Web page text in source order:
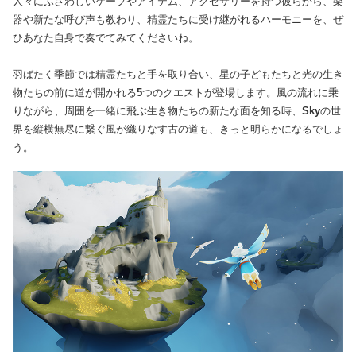
器や新たな呼び声も教わり、精霊たちに受け継がれるハーモニーを、ぜ
ひあなた自身で奏でてみてくださいね。
羽ばたく季節では精霊たちと手を取り合い、星の子どもたちと光の生き
物たちの前に道が開かれる5つのクエストが登場します。風の流れに乗
りながら、周囲を一緒に飛ぶ生き物たちの新たな面を知る時、 Skyの世
界を縦横無尽に繋ぐ風が織りなす古の道も、きっと明らかになるでしょ
う。